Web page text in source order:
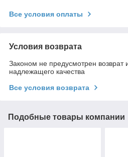
Все условия оплаты
Условия возврата
Законом не предусмотрен возврат
надлежащего качества
Все условия возврата
Подобные товары компании